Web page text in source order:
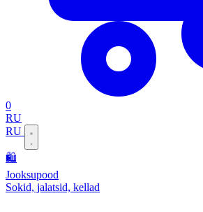
0
RU
RU
🛍️
Jooksupood
Sokid, jalatsid, kellad